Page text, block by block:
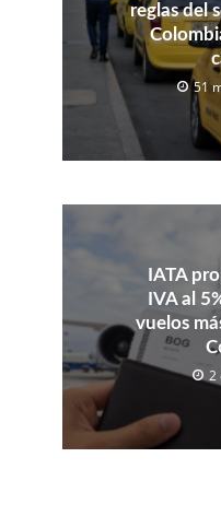
reglas del
51
IATA
IVA al
vuelos
2